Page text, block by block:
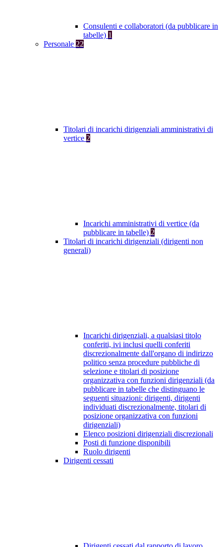
Consulenti e collaboratori (da pubblicare in
tabelle) 1
Personale 22
Titolari di incarichi dirigenziali amministrativi di
vertice 2
Incarichi amministrativi di vertice (da
pubblicare in tabelle) 2
Titolari di incarichi dirigenziali (dirigenti non
generali)
Incarichi dirigenziali, a qualsiasi titolo
conferiti, ivi inclusi quelli conferiti
discrezionalmente dall'organo di indirizzo
politico senza procedure pubbliche di
selezione e titolari di posizione
organizzativa con funzioni dirigenziali (da
pubblicare in tabelle che distinguano le
seguenti situazioni: dirigenti, dirigenti
individuati discrezionalmente, titolari di
posizione organizzativa con funzioni
dirigenziali)
Elenco posizioni dirigenziali discrezionali
Posti di funzione disponibili
Ruolo dirigenti
Dirigenti cessati